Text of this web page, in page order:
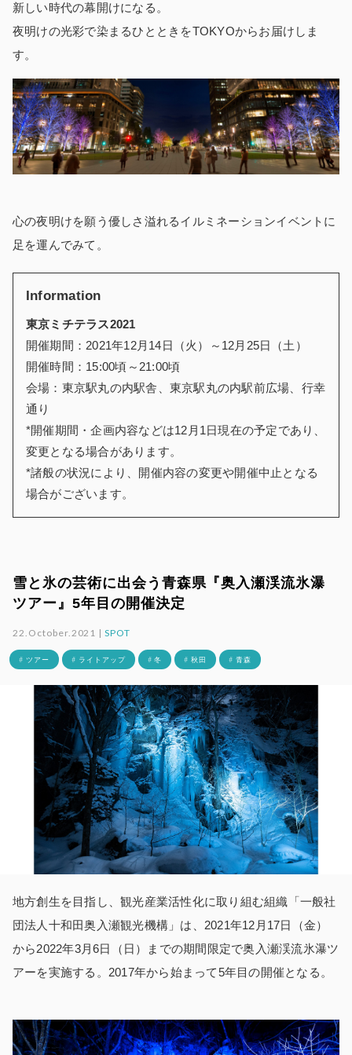
新しい時代の幕開けになる。
夜明けの光彩で染まるひとときをTOKYOからお届けしま
す。
心の夜明けを願う優しさ溢れるイルミネーションイベントに
足を運んでみて。
Information
東京ミチテラス2021
開催期間：2021年12月14日（火）～12月25日（土）
開催時間：15:00頃～21:00頃
会場：東京駅丸の内駅舎、東京駅丸の内駅前広場、行幸
通り
*開催期間・企画内容などは12月1日現在の予定であり、
変更となる場合があります。
*諸般の状況により、開催内容の変更や開催中止となる
場合がございます。
雪と氷の芸術に出会う青森県『奥入瀬渓流氷瀑
ツアー』5年目の開催決定
22.October.2021 |SPOT
# ツアー # ライトアップ # 冬 # 秋田 # 青森
地方創生を目指し、観光産業活性化に取り組む組織「一般社
団法人十和田奥入瀬観光機構」は、 2021年12 月 17日（金）
から2022年3月6日（日）までの期間限定で奥入瀬渓流氷瀑ツ
アーを実施する。 2017年から始まって5年目の開催となる。